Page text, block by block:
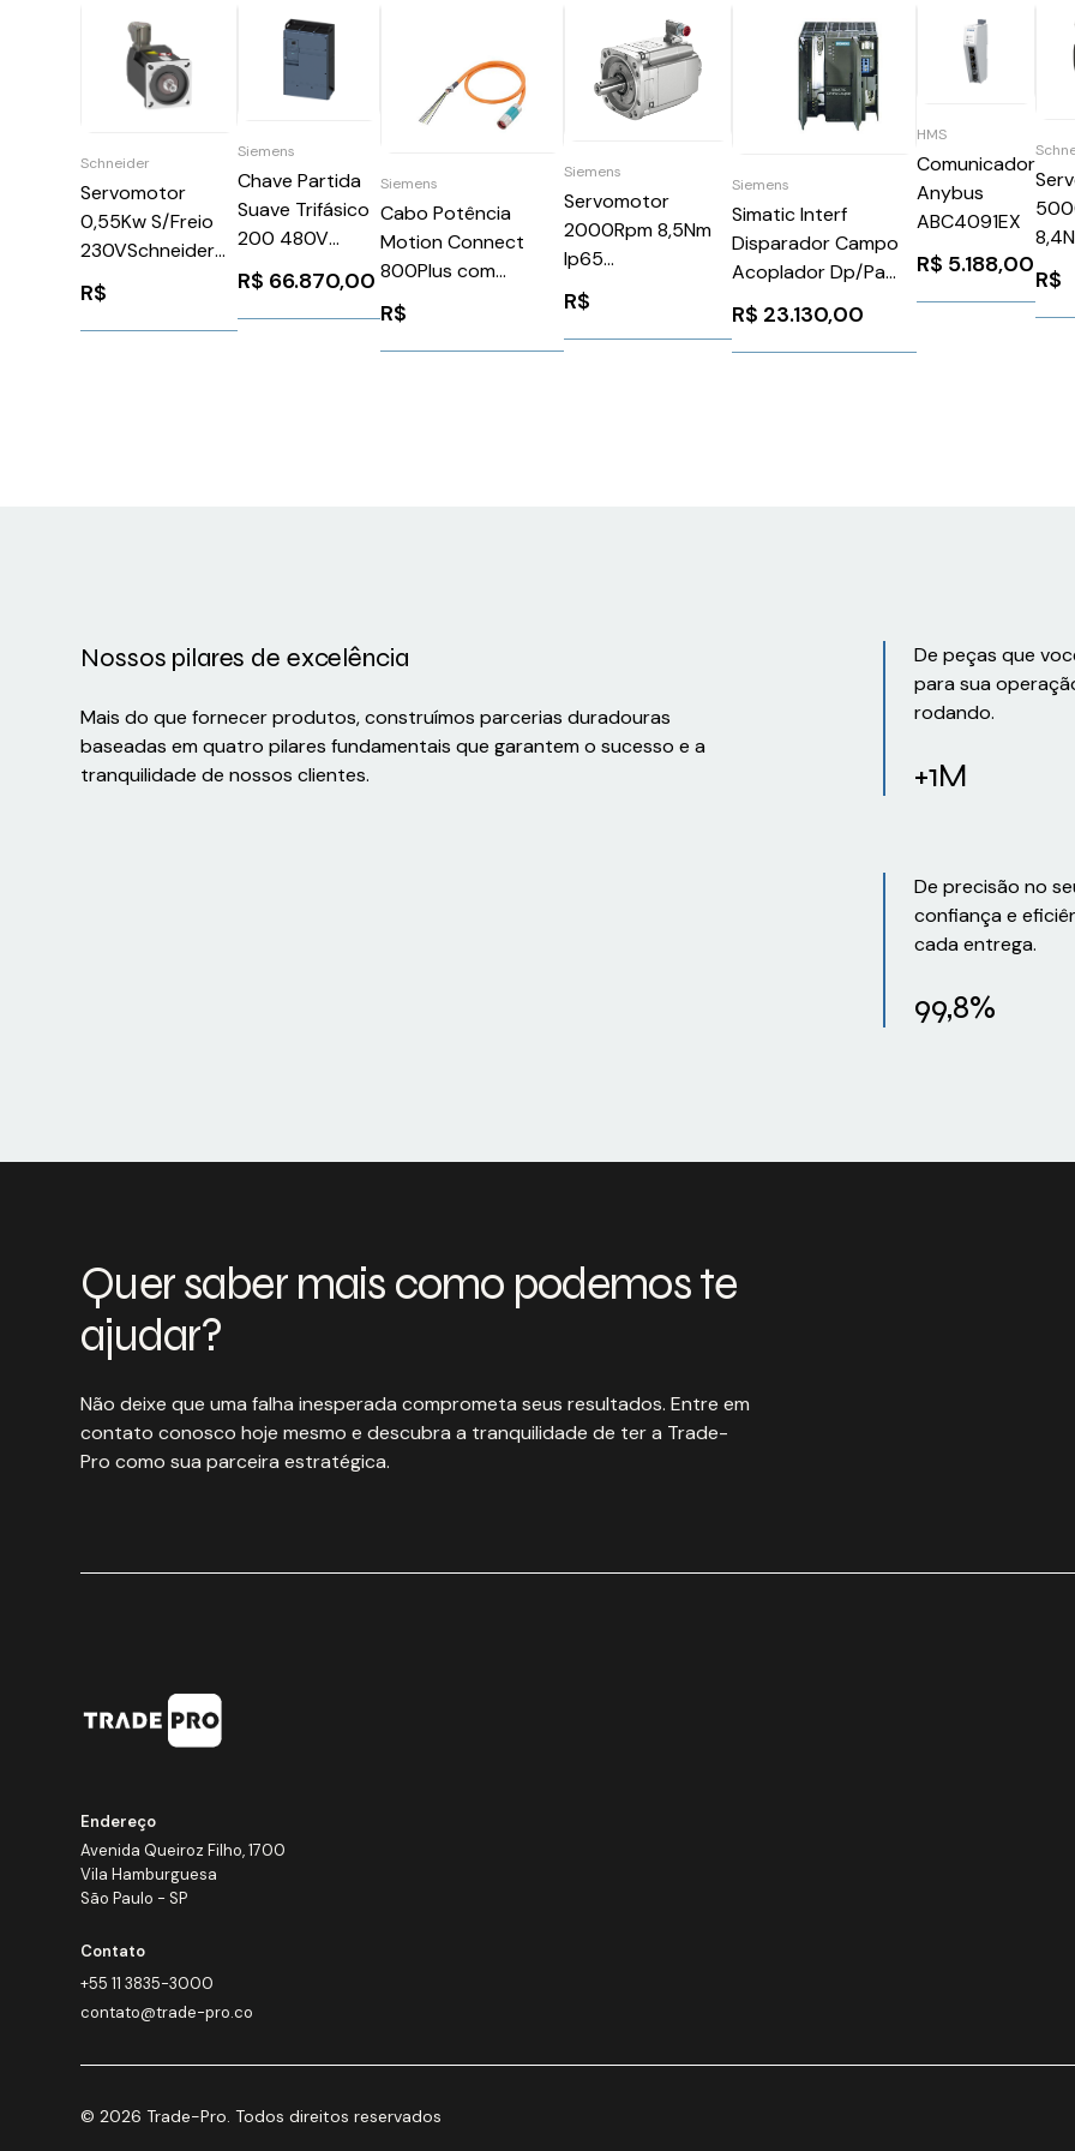
Schneider
Servomotor
0,55Kw S/Freio
230VSchneider
BMP0702R3NA2A
R$
Siemens
Chave Partida
Suave Trifásico
200 480V
1100A 110 220V
3RW55566HA14
Siemens 1051111
R$ 66.870,00
Siemens
Cabo Potência
Motion Connect
800Plus com
Conector 4X2X1,5
20M Siemens
6FX80025DG011CA0
R$
Siemens
Servomotor
2000Rpm 8,5Nm
Ip65
1FK70622AC711QA1
Siemens 91284
R$
Siemens
Simatic Interf
Disparador Campo
Acoplador Dp/Pa
Siemens
6ES71570AD820XA0
R$ 23.130,00
HMS
Comunicador
Anybus
ABC4091EX
R$ 5.188,00
R$
Nossos pilares de excelência
Mais do que fornecer produtos, construímos parcerias duradouras
baseadas em quatro pilares fundamentais que garantem o sucesso e a
tranquilidade de nossos clientes.
De peças que
para sua
rodando.
+1M
De precisão no
confiança e
cada entrega.
99,8%
Quer saber mais como podemos te
ajudar?
Não deixe que uma falha inesperada comprometa seus resultados. Entre em
contato conosco hoje mesmo e descubra a tranquilidade de ter a Trade-
Pro como sua parceira estratégica.
Endereço
Avenida Queiroz Filho, 1700
Vila Hamburguesa
São Paulo - SP
Contato
+55 11 3835-3000
contato@trade-pro.co
© 2026 Trade-Pro. Todos direitos reservados